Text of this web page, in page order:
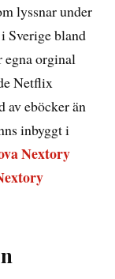
lyssnar under
Sverige bland
egna orginal
Netflix
av eböcker än
inbyggt i
Nextory